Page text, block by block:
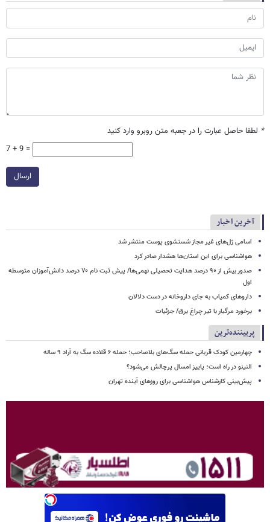
* لطفا حاصل عبارت را در جعبه متن روبرو وارد کنید
7 + 9 =
ارسال
آخرین اخبار
اسامی ژل‌های غیر مجاز شستشوی پوست منتشر شد
هواشناسی برای این استان‌ها هشدار صادر کرد
صدور بیش از ۹۰ درصد هدایت تحصیلی نهمی‌ها/ پیش ثبت نام ۷۰ درصد دانش‌آموزان متوسطه
اول
داروهای کمیاب به جای داروخانه در دست دلالان
برخورد مرگبار با تیر چراغ برق/ جزئیات
پربیننده‌ترین
چهارمین کودک قربانی حمله سگ‌های بلاصاحب؛ حمله ۶ قلاده سگ به آراد ۹ ساله
النینو در راه است؛ پاییز امسال پرچالش می‌شود؟
پیش‌بینی کارشناس هواشناسی برای روزهای آینده تهران